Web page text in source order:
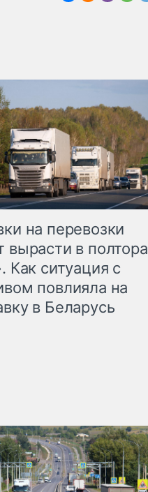
на перевозки
вырасти в полтора
Как ситуация с
повлияла на
в Беларусь